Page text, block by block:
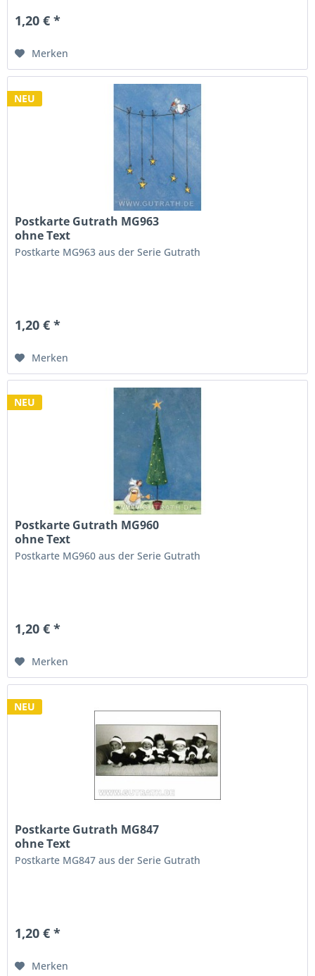
1,20 € *
Merken
NEU
Postkarte Gutrath MG963
ohne Text
Postkarte MG963 aus der Serie Gutrath
1,20 € *
Merken
NEU
Postkarte Gutrath MG960
ohne Text
Postkarte MG960 aus der Serie Gutrath
1,20 € *
Merken
NEU
Postkarte Gutrath MG847
ohne Text
Postkarte MG847 aus der Serie Gutrath
1,20 € *
Merken